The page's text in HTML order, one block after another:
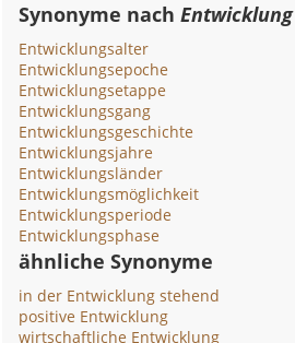
Synonyme nachEntwicklung
Entwicklungsalter
Entwicklungsepoche
Entwicklungsetappe
Entwicklungsgang
Entwicklungsgeschichte
Entwicklungsjahre
Entwicklungsländer
Entwicklungsmöglichkeit
Entwicklungsperiode
Entwicklungsphase
ähnliche Synonyme
in der Entwicklung stehend
positive Entwicklung
wirtschaftliche Entwicklung